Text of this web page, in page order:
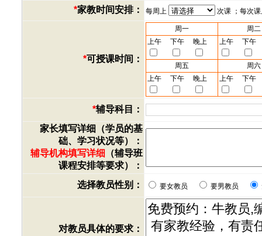
*家教时间安排： 每周上 次课 ；每次
*可授课时间：
周一
周二
上午
下午 晚上 上午 下午
周五
周六
上午
下午 晚上 上午 下午
*辅导科目：
家长填写详细（学员的基
础、学习状况等）：
辅导机构填写详细 （辅导班
课程安排等要求）：
选择教员性别：
要女教员 要男教员
对教员具体的要求：